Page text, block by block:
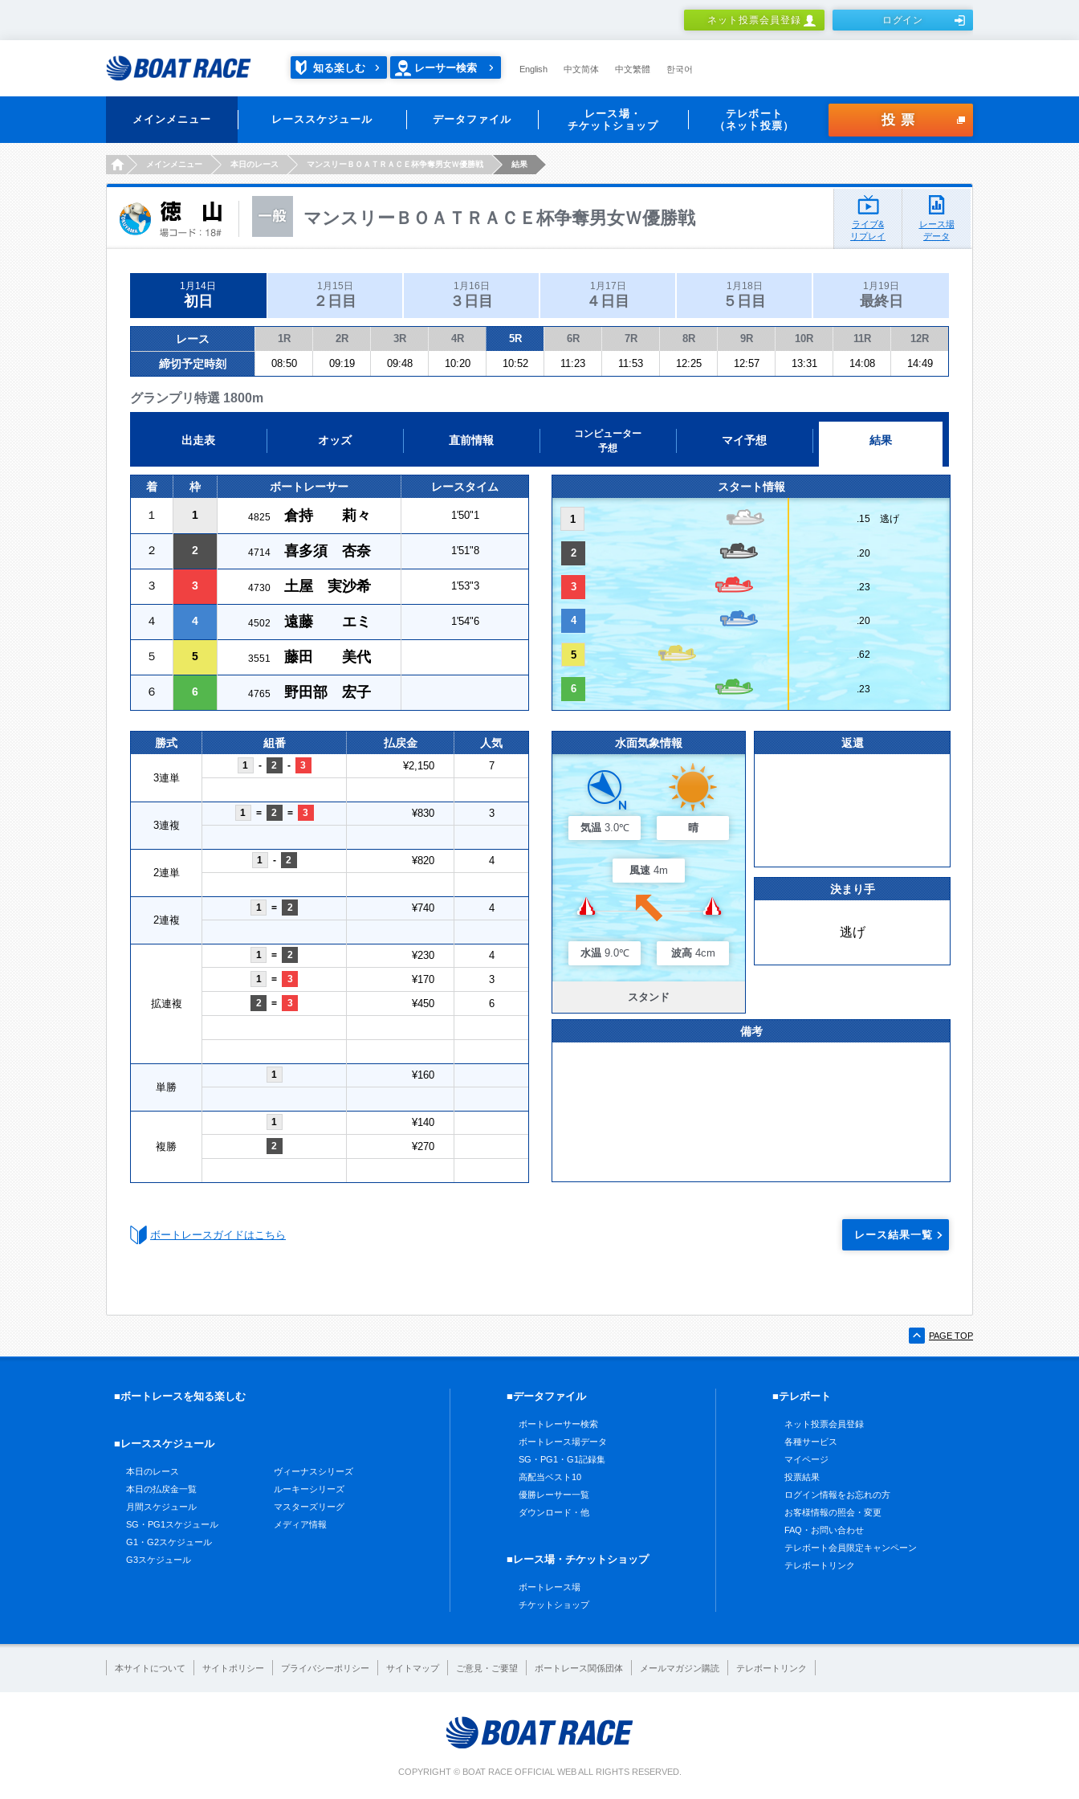
ネット投票会員登録 ログイン
知る楽しむ レーサー検索 English 中文简体 中文繁體 한국어
メインメニュー レーススケジュール データファイル
レース場・
チケットショップ
テレボート
（ネット投票）
投票
HOMEメインメニュー 本日のレース マンスリーＢＯＡＴＲＡＣＥ杯争奪男女Ｗ優勝戦 結果
マンスリーＢＯＡＴＲＡＣＥ杯争奪男女Ｗ優勝戦
ライブ&
リプレイ
レース場
データ
1月14日
初日
1月15日
２日目
1月16日
３日目
1月17日
４日目
1月18日
５日目
1月19日
最終日
レース 1R 2R 3R 4R 5R 6R 7R 8R 9R 10R 11R 12R
締切予定時刻 08:50 09:19 09:48 10:20 10:52 11:23 11:53 12:25 12:57 13:31 14:08 14:49
グランプリ特選 1800m
出走表 オッズ 直前情報
コンピューター
予想
マイ予想 結果
着 枠 ボートレーサー レースタイム
１ 1 4825 倉持 莉々 1'50"1
２ 2 4714 喜多須 杏奈 1'51"8
３ 3 4730 土屋 実沙希 1'53"3
４ 4 4502 遠藤 エミ 1'54"6
５ 5 3551 藤田 美代
６ 6 4765 野田部 宏子
スタート情報
1 .15 逃げ
2 .20
3 .23
4 .20
5 .62
6 .23
勝式 組番 払戻金 人気
3連単
1 - 2 - 3 ¥2,150 7
3連複
1 = 2 = 3 ¥830 3
2連単
1 - 2 ¥820 4
2連複
1 = 2 ¥740 4
拡連複
1 = 2 ¥230 4
1 = 3 ¥170 3
2 = 3 ¥450 6
単勝
1 ¥160
複勝
1 ¥140
2 ¥270
水面気象情報
気温 3.0℃ 晴
風速 4m
水温 9.0℃ 波高 4cm
スタンド
返還
決まり手
逃げ
備考
ボートレースガイドはこちら レース結果一覧
PAGE TOP
■ボートレースを知る楽しむ
■レーススケジュール
本日のレース
本日の払戻金一覧
月間スケジュール
SG・PG1スケジュール
G1・G2スケジュール
G3スケジュール
ヴィーナスシリーズ
ルーキーシリーズ
マスターズリーグ
メディア情報
■データファイル
ボートレーサー検索
ボートレース場データ
SG・PG1・G1記録集
高配当ベスト10
優勝レーサー一覧
ダウンロード・他
■レース場・チケットショップ
ボートレース場
チケットショップ
■テレボート
ネット投票会員登録
各種サービス
マイページ
投票結果
ログイン情報をお忘れの方
お客様情報の照会・変更
FAQ・お問い合わせ
テレボート会員限定キャンペーン
テレボートリンク
本サイトについて サイトポリシー プライバシーポリシー サイトマップ ご意見・ご要望 ボートレース関係団体 メールマガジン購読 テレボートリンク
COPYRIGHT © BOAT RACE OFFICIAL WEB ALL RIGHTS RESERVED.